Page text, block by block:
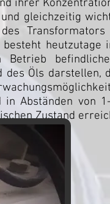
ihrer
gleichzeitig
Transformators
heutzutage
des Öls darstellen,
Abständen von
Zustand